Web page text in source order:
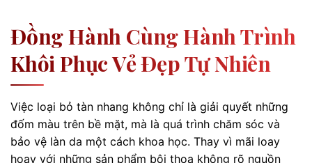
Đồng Hành Cùng Hành Trình
Khôi Phục Vẻ Đẹp Tự Nhiên
Việc loại bỏ tàn nhang không chỉ là giải quyết những
đốm màu trên bề mặt, mà là quá trình chăm sóc và
bảo vệ làn da một cách khoa học. Thay vì mãi loay
hoay với những sản phẩm bôi thoa không rõ nguồn